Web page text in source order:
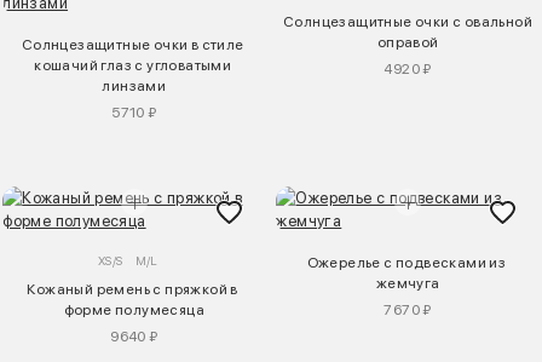
Солнцезащитные очки в стиле
кошачий глаз с угловатыми
линзами
5710 ₽
Солнцезащитные очки с овальной
оправой
4920 ₽
XS/S M/L
Кожаный ремень с пряжкой в
форме полумесяца
9640 ₽
Ожерелье с подвесками из
жемчуга
7670 ₽